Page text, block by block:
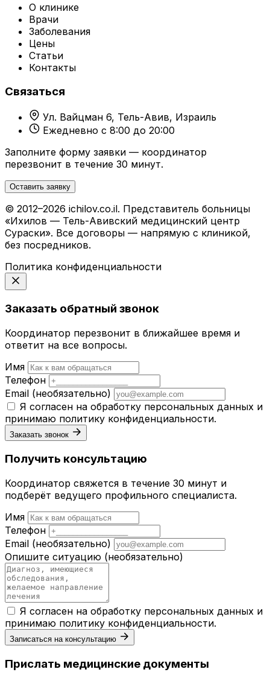
О клинике
Врачи
Заболевания
Цены
Статьи
Контакты
Связаться
Ул. Вайцман 6, Тель-Авив, Израиль
Ежедневно с 8:00 до 20:00
Заполните форму заявки — координатор
перезвонит в течение 30 минут.
Оставить заявку
© 2012–2026 ichilov.co.il. Представитель больницы
«Ихилов — Тель-Авивский медицинский центр
Сураски». Все договоры — напрямую с клиникой,
без посредников.
Политика конфиденциальности
Заказать обратный звонок
Координатор перезвонит в ближайшее время и
ответит на все вопросы.
Имя
Телефон
Email (необязательно)
Я согласен на обработку персональных данных и
принимаю политику конфиденциальности.
Заказать звонок
Получить консультацию
Координатор свяжется в течение 30 минут и
подберёт ведущего профильного специалиста.
Имя
Телефон
Email (необязательно)
Опишите ситуацию (необязательно)
Я согласен на обработку персональных данных и
принимаю политику конфиденциальности.
Записаться на консультацию
Прислать медицинские документы